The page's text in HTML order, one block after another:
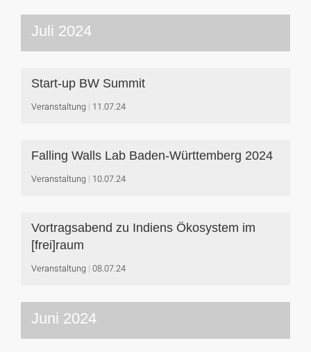
Juli 2024
Start-up BW Summit
Veranstaltung 11.07.24
Falling Walls Lab Baden-Württemberg 2024
Veranstaltung 10.07.24
Vortragsabend zu Indiens Ökosystem im
[frei]raum
Veranstaltung 08.07.24
Juni 2024